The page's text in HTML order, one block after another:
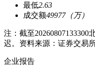
最低2.63
成交额49977（万）
注：截至20260807133300
迟。资料来源：证券交易
企业报告